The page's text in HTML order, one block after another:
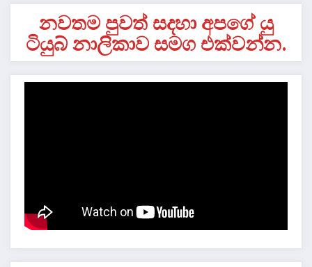
නවතම පුවත් සදහා අපගේ යු
ටියුබ් නාලිකාව සමග එක්වන්න.